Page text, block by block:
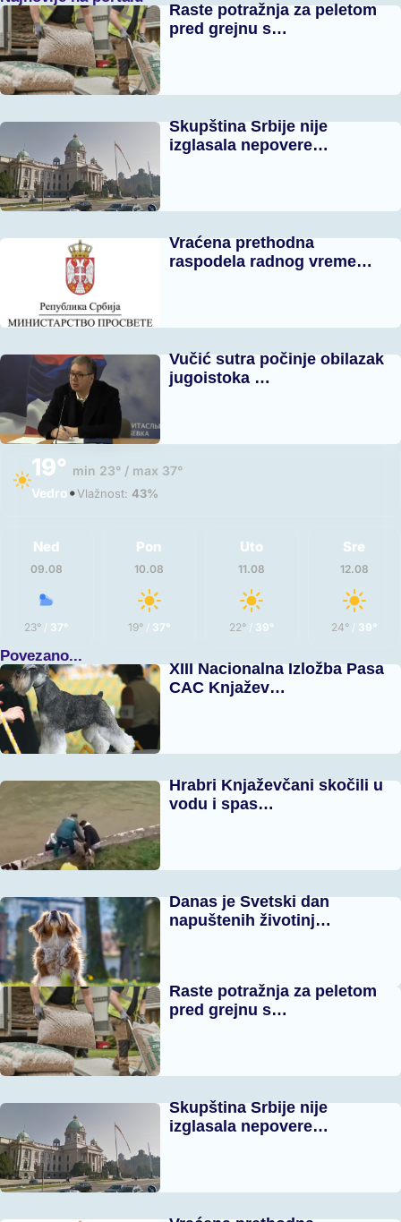
Raste potražnja za peletom
pred grejnu s…
Skupština Srbije nije
izglasala nepovere…
Vraćena prethodna
raspodela radnog vreme…
Vučić sutra počinje obilazak
jugoistoka …
19° min 23° / max 37°
Vedro•Vlažnost: 43%
Ned
09.08
23° / 37°
Pon
10.08
19°/ 37°
Uto
11.08
22°/ 39°
Sre
12.08
24°/ 39°
Povezano...
XIII Nacionalna Izložba Pasa
CAC Knjažev…
Hrabri Knjaževčani skočili u
vodu i spas…
Danas je Svetski dan
napuštenih životinj…
Raste potražnja za peletom
pred grejnu s…
Skupština Srbije nije
izglasala nepovere…